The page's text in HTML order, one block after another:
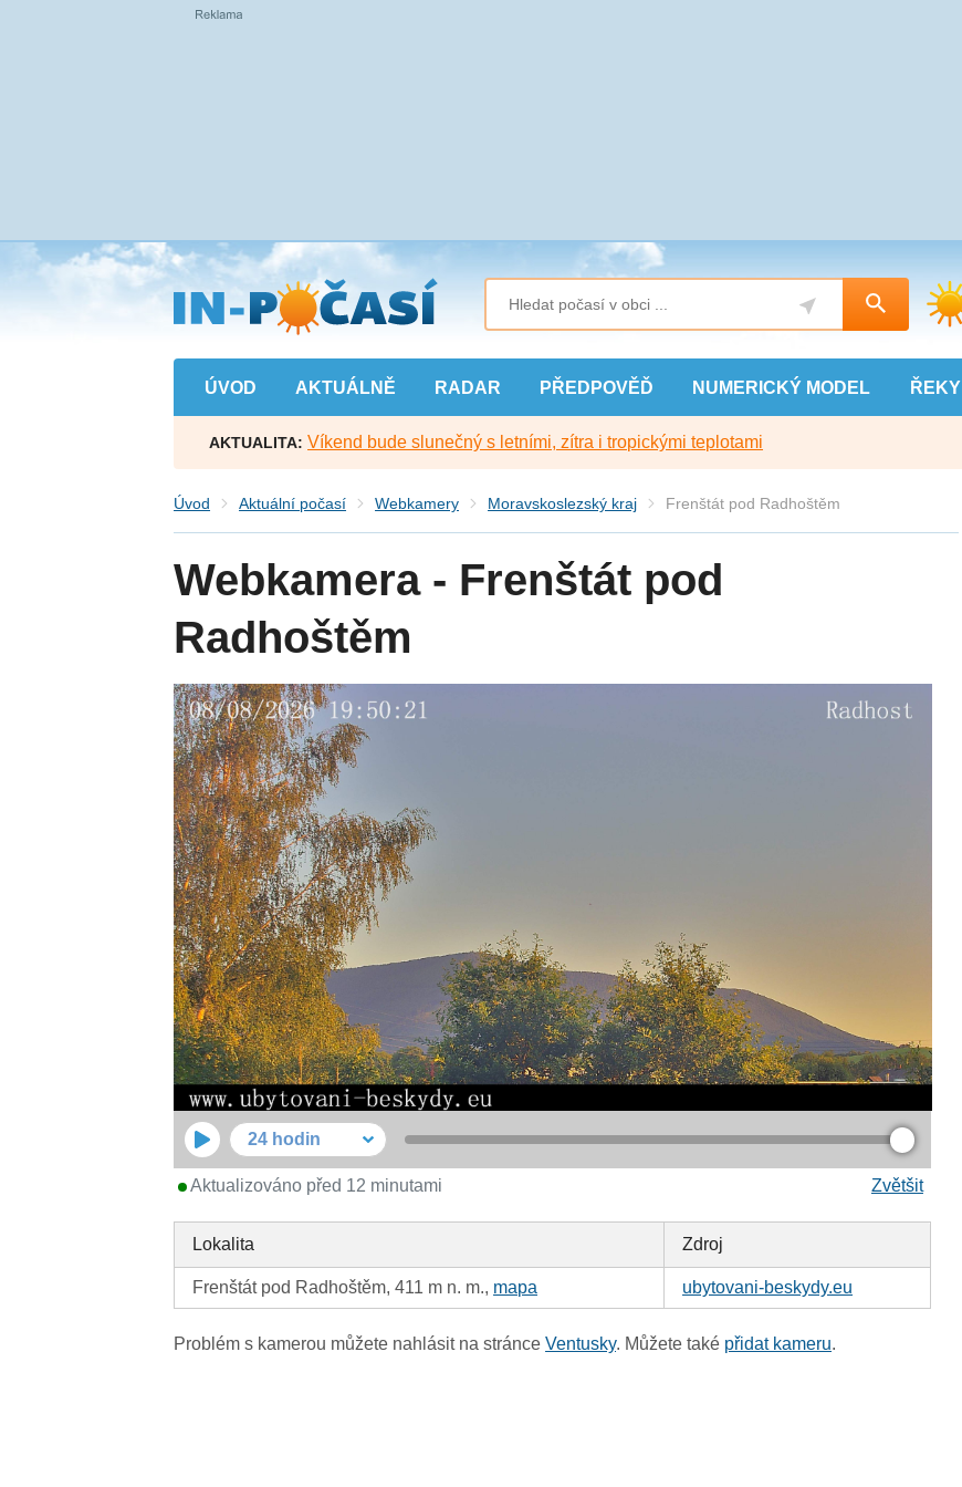
Přejít
na
hlavní
obsah
ÚVOD AKTUÁLNĚ RADAR PŘEDPOVĚĎ NUMERICKÝ MODEL ŘEKY
AKTUALITA: Víkend bude slunečný s letními, zítra i tropickými teplotami
Úvod Aktuální počasí Webkamery Moravskoslezský kraj Frenštát pod Radhoštěm
Webkamera - Frenštát pod
Radhoštěm
24 hodin
Zvětšit
Aktualizováno před 12 minutami
Lokalita Zdroj
Frenštát pod Radhoštěm, 411 m n. m., mapa ubytovani-beskydy.eu
Problém s kamerou můžete nahlásit na stránceVentusky. Můžete také přidat kameru.